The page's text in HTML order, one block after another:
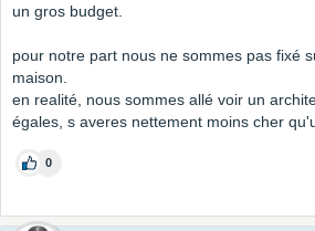
un gros budget.
pour notre part nous ne sommes pas fixé
maison.
en realité, nous sommes allé voir un
égales, s averes nettement moins cher
0